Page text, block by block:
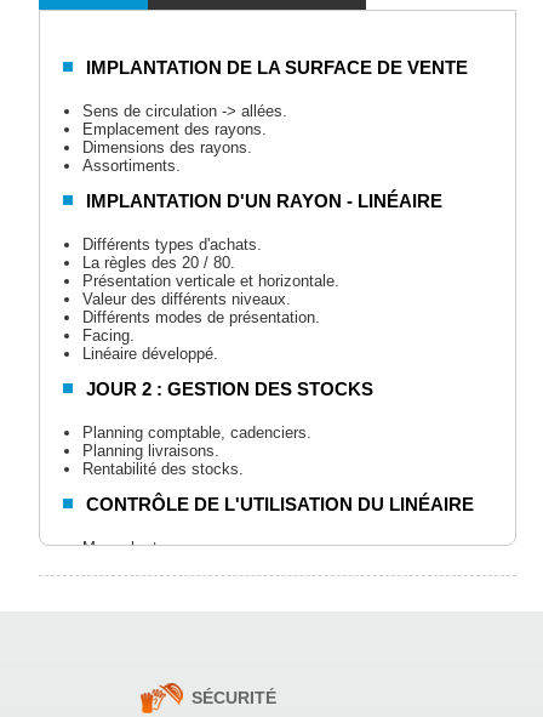
IMPLANTATION DE LA SURFACE DE VENTE
Sens de circulation -> allées.
Emplacement des rayons.
Dimensions des rayons.
Assortiments.
IMPLANTATION D'UN RAYON - LINÉAIRE
Différents types d'achats.
La règles des 20 / 80.
Présentation verticale et horizontale.
Valeur des différents niveaux.
Différents modes de présentation.
Facing.
Linéaire développé.
JOUR 2 : GESTION DES STOCKS
Planning comptable, cadenciers.
Planning livraisons.
Rentabilité des stocks.
CONTRÔLE DE L'UTILISATION DU LINÉAIRE
Marge brute.
rentabilité.
SÉCURITÉ